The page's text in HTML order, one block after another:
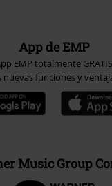
App de EMP
EMP totalmente
nuevas funciones y
Music Group